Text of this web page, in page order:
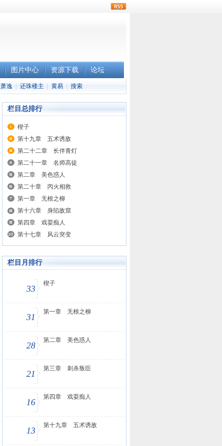
图片中心 资源下载 论坛
萧逸 还珠楼主 黄易 搜索
栏目总排行
楔子
第十九章 五术诱敌
第二十二章 长伴青灯
第二十一章 名师高徒
第二章 美色惑人
第二十章 丙火相救
第一章 无根之柳
第十六章 身陷敌窟
第四章 戏耍痴人
第十七章 风云突变
栏目月排行
33
楔子
31
第一章 无根之柳
28
第二章 美色惑人
21
第三章 刺杀叛臣
16
第四章 戏耍痴人
13
第十九章 五术诱敌